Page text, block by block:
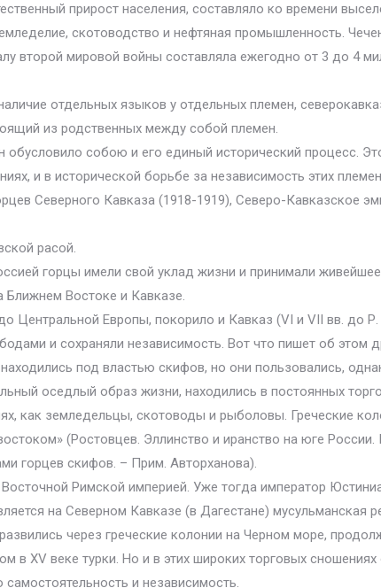
прирост населения, составляло ко времени
скотоводство и нефтяная промышленность.
второй мировой войны составляла ежегодно от 3 до 4
отдельных языков у отдельных племен,
из родственных между собой племен.
обусловило собою и его единый исторический процесс.
и в исторической борьбе за независимость этих
Северного Кавказа (1918-1919), Северо-Кавказское
расой.
горцы имели свой уклад жизни и принимали
Ближнем Востоке и Кавказе.
Центральной Европы, покорило и Кавказ (VI и VII вв. до
и сохраняли независимость. Вот что пишет об этом
под властью скифов, но они пользовались,
оседлый образ жизни, находились в постоянных
как земледельцы, скотоводы и рыболовы. Греческие
(Ростовцев. Эллинство и иранство на юге
горцев скифов. – Прим. Авторханова).
Римской империей. Уже тогда император
на Северном Кавказе (в Дагестане) мусульманская
через греческие колонии на Черном море,
в XV веке турки. Но и в этих широких торговых
и независимость.